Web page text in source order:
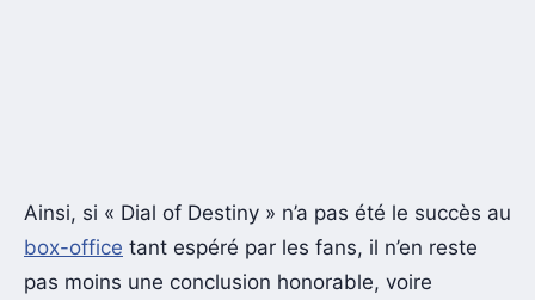
Ainsi, si « Dial of Destiny » n’a pas été le succès au
box-office tant espéré par les fans, il n’en reste
pas moins une conclusion honorable, voire